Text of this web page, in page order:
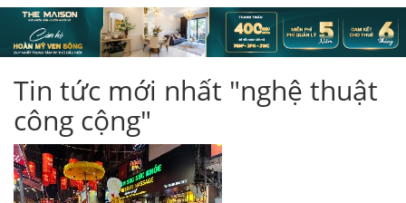
Tin tức mới nhất "nghệ thuật
công cộng"